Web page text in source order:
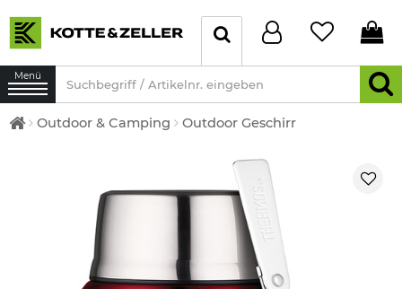
Menü
Outdoor & Camping Outdoor Geschirr